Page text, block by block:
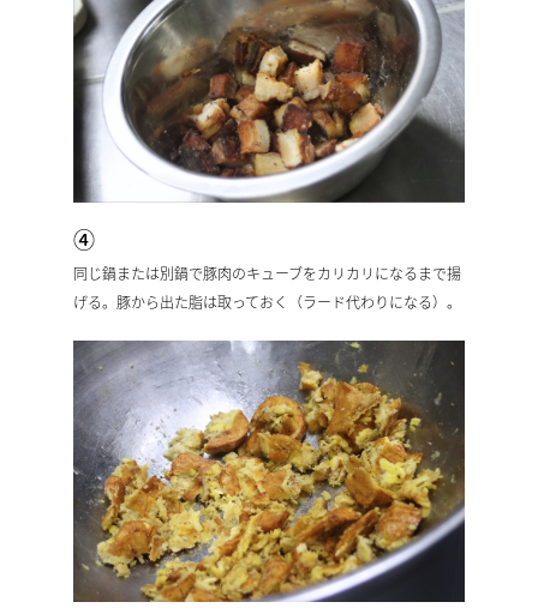
④
同じ鍋または別鍋で豚肉のキューブをカリカリになるまで揚
げる。豚から出た脂は取っておく（ラード代わりになる）。